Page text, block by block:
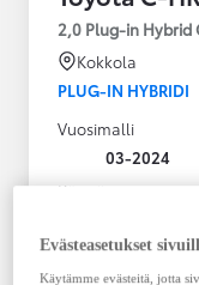
2,0 Plug-in Hybrid
Kokkola
PLUG-IN HYBRIDI
Vuosimalli
03-2024
Käyttövoima
Bensiini
Evästeasetukset
Käytämme evästeitä, jotta